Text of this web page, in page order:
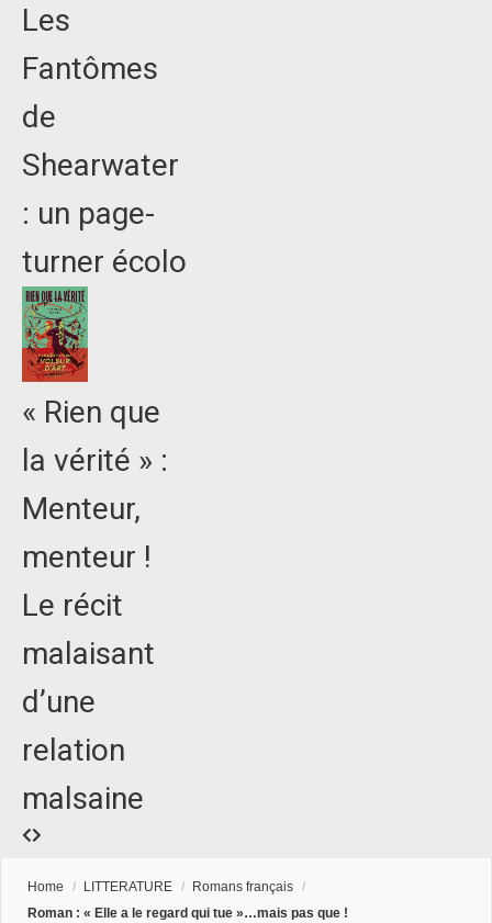
Les
Fantômes
de
Shearwater
: un page-
turner écolo
« Rien que
la vérité » :
Menteur,
menteur !
Le récit
malaisant
d’une
relation
malsaine
Home / LITTERATURE / Romans français /
Roman : « Elle a le regard qui tue »…mais pas que !